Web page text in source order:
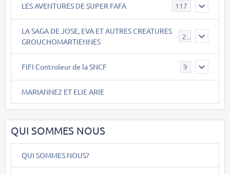
LES AVENTURES DE SUPER FAFA 117
LA SAGA DE JOSE, EVA ET AUTRES CREATURES
GROUCHOMARTIENNES
26
FIFI Controleur de la SNCF 9
MARIANNE2 ET ELIE ARIE
QUI SOMMES NOUS
QUI SOMMES NOUS?